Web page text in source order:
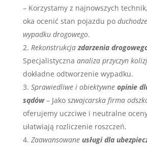
– Korzystamy z najnowszych
oka ocenić stan pojazdu po
wypadku drogowego.
Rekonstrukcja zdarzenia
Specjalistyczna analiza przyczyn
dokładne odtworzenie wypadku.
Sprawiedliwe i obiektywne opinie
sądów– Jako szwajcarska firma
oferujemy uczciwe i neutralne
ułatwiają rozliczenie roszczeń.
Zaawansowane usługi dla